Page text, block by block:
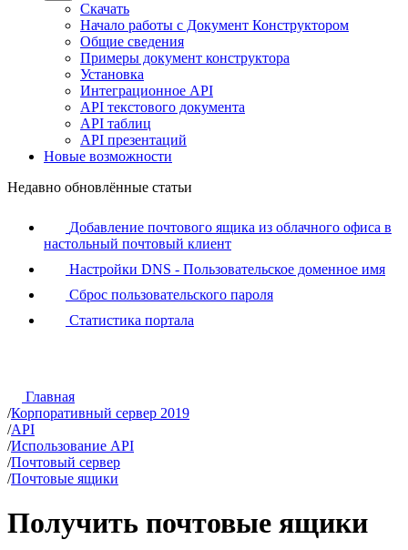
Скачать
Начало работы с Документ Конструктором
Общие сведения
Примеры документ конструктора
Установка
Интеграционное API
API текстового документа
API таблиц
API презентаций
Новые возможности
Недавно обновлённые статьи
Добавление почтового ящика из облачного офиса в
настольный почтовый клиент
Настройки DNS - Пользовательское доменное имя
Сброс пользовательского пароля
Статистика портала
Главная
/Корпоративный сервер 2019
/API
/Использование API
/Почтовый сервер
/Почтовые ящики
Получить почтовые ящики